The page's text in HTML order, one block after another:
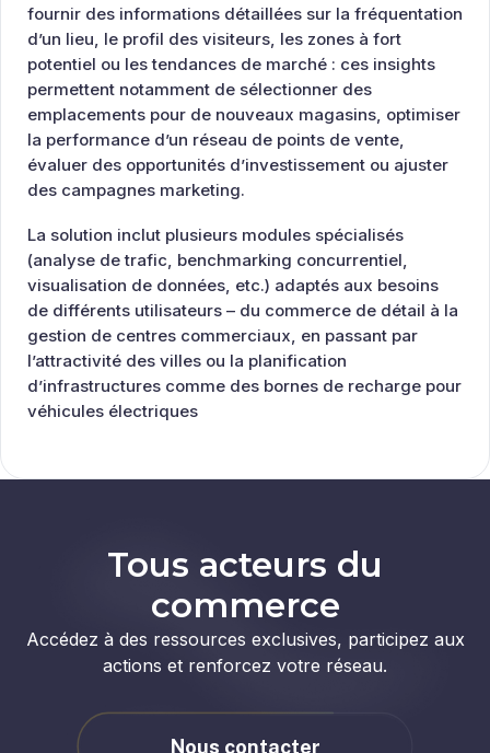
fournir des informations détaillées sur la fréquentation
d’un lieu, le profil des visiteurs, les zones à fort
potentiel ou les tendances de marché : ces insights
permettent notamment de sélectionner des
emplacements pour de nouveaux magasins, optimiser
la performance d’un réseau de points de vente,
évaluer des opportunités d’investissement ou ajuster
des campagnes marketing.
La solution inclut plusieurs modules spécialisés
(analyse de trafic, benchmarking concurrentiel,
visualisation de données, etc.) adaptés aux besoins
de différents utilisateurs – du commerce de détail à la
gestion de centres commerciaux, en passant par
l’attractivité des villes ou la planification
d’infrastructures comme des bornes de recharge pour
véhicules électriques
Tous acteurs du
commerce
Accédez à des ressources exclusives, participez aux
actions et renforcez votre réseau.
Nous contacter